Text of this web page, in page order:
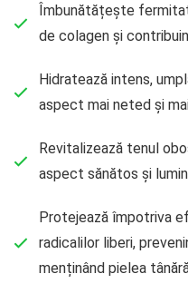
Îmbunătățește
de colagen și
Hidratează intens,
aspect mai neted și
Revitalizează tenul
aspect sănătos și
Protejează împotriva
radicalilor liberi,
menținând pielea